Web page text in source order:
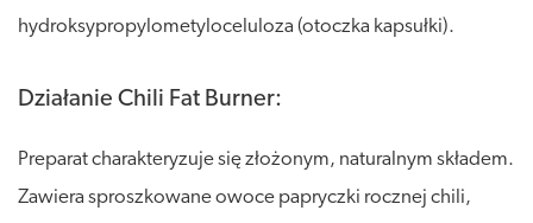
hydroksypropylometyloceluloza (otoczka kapsułki).
Działanie Chili Fat Burner:
Preparat charakteryzuje się złożonym, naturalnym składem.
Zawiera sproszkowane owoce papryczki rocznej chili,